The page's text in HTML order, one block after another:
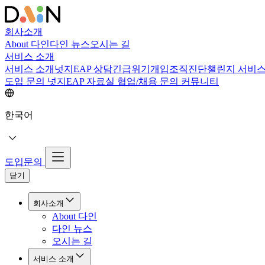
회사소개
About 다인다인 뉴스오시는 길
서비스 소개
서비스 소개 넛지EAP 상담긴급위기개입조직진단챌린지 서비스
도입 문의 넛지EAP 자료실 협업/채용 문의 커뮤니티
한국어
도입문의
닫기
회사소개
About 다인
다인 뉴스
오시는 길
서비스 소개